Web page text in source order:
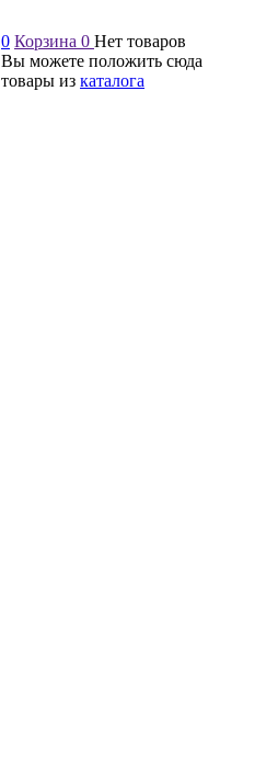
0 Корзина 0 Нет товаров
Вы можете положить сюда
товары из каталога